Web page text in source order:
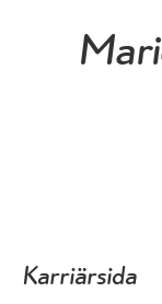
Karriärsida